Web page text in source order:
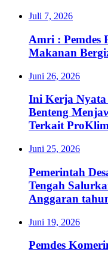
Juli 7, 2026
Amri : Pemdes
Makanan
Juni 26, 2026
Ini Kerja Nyata
Benteng
Terkait
Juni 25, 2026
Pemerintah
Tengah
Anggaran
Juni 19, 2026
Pemdes